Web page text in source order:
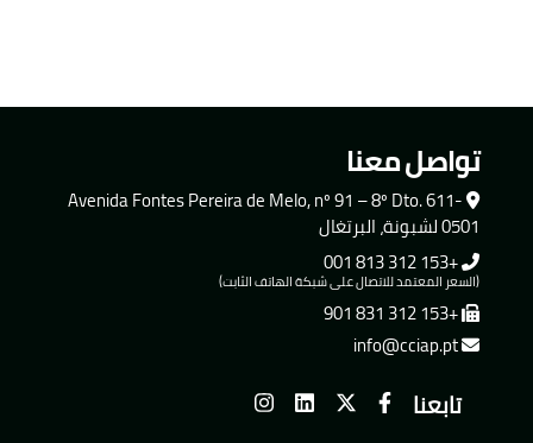
تواصل معنا
Avenida Fontes Pereira de Melo, nº 91 – 8º Dto. 611-
0501 لشبونة، البرتغال
+153 312 813 001
(السعر المعتمد للاتصال على شبكة الهاتف الثابت)
+153 312 831 901
info@cciap.pt
تابعنا